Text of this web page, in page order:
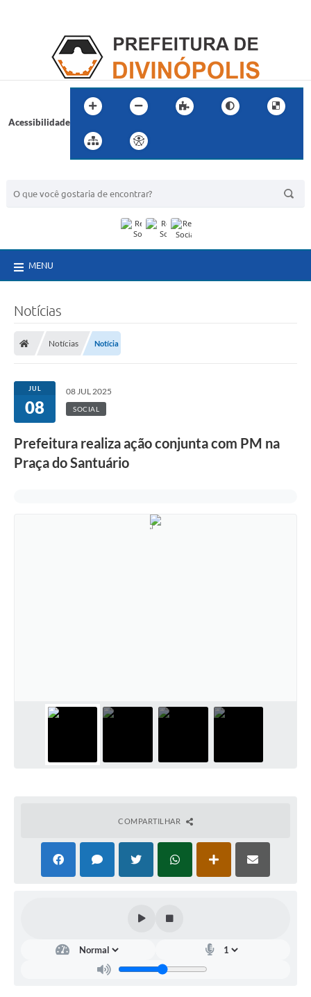
Acessibilidade
MENU
Notícias
Notícias Notícia
JUL
08
08 JUL 2025
SOCIAL
Prefeitura realiza ação conjunta com PM na
Praça do Santuário
COMPARTILHAR